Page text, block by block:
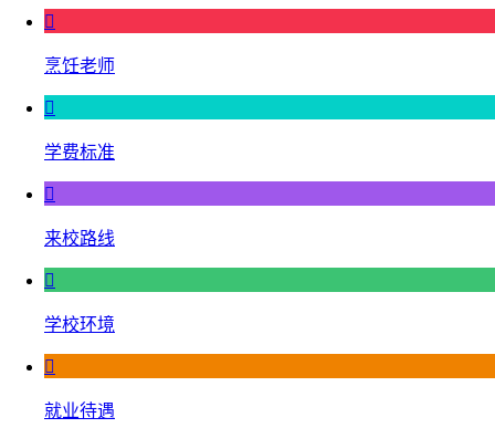

烹饪老师

学费标准

来校路线

学校环境

就业待遇